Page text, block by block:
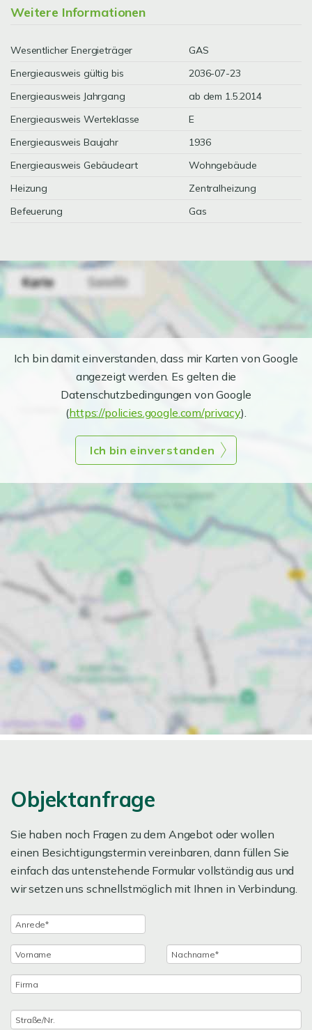
Weitere Informationen
Wesentlicher Energieträger
GAS
Energieausweis gültig bis
2036-07-23
Energieausweis Jahrgang
ab dem 1.5.2014
Energieausweis Werteklasse
E
Energieausweis Baujahr
1936
Energieausweis Gebäudeart
Wohngebäude
Heizung
Zentralheizung
Befeuerung
Gas
Ich bin damit einverstanden, dass mir Karten von Google
angezeigt werden. Es gelten die
Datenschutzbedingungen von Google
(https://policies.google.com/privacy).
Ich bin einverstanden
Objektanfrage
Sie haben noch Fragen zu dem Angebot oder wollen
einen Besichtigungstermin vereinbaren, dann füllen Sie
einfach das untenstehende Formular vollständig aus und
wir setzen uns schnellstmöglich mit Ihnen in Verbindung.